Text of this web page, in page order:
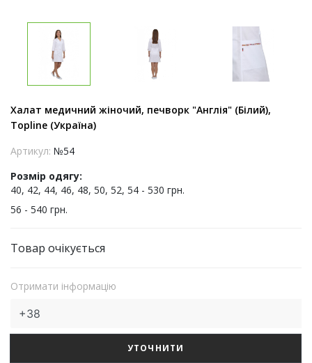
Халат медичний жіночий, печворк "Англія" (Білий),
Topline (Україна)
Артикул: №54
Розмір одягу:
40, 42, 44, 46, 48, 50, 52, 54 - 530 грн.
56 - 540 грн.
Товар очікується
Отримати інформацію
УТОЧНИТИ